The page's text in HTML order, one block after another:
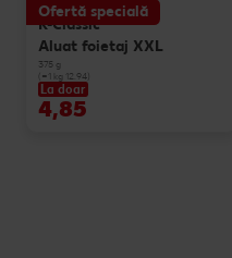
Ofertă specială
K-Classic
Aluat foietaj XXL
375 g
(=1 kg 12.94)
La doar
4,85